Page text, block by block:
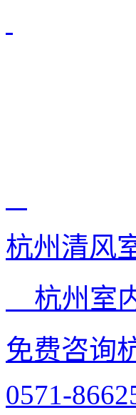
杭州清风
杭州室
免费咨询
0571-